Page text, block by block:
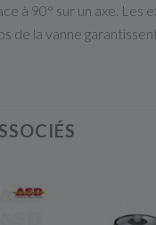
à 90° sur un axe. Les
de la vanne